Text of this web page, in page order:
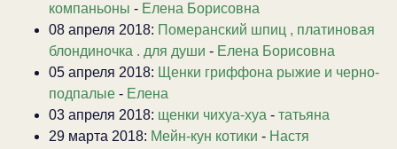
компаньоны - Елена Борисовна
08 апреля 2018: Померанский шпиц , платиновая
блондиночка . для души - Елена Борисовна
05 апреля 2018: Щенки гриффона рыжие и черно-
подпалые - Елена
03 апреля 2018: щенки чихуа-хуа - татьяна
29 марта 2018: Мейн-кун котики - Настя